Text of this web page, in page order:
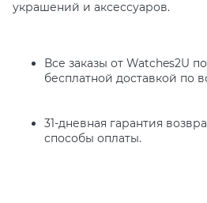
украшений и аксессуаров.
Все заказы от Watches2U
бесплатной доставкой по
31-дневная гарантия
способы оплаты.